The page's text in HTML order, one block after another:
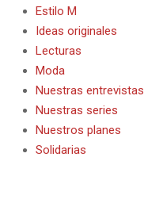
Estilo M
Ideas originales
Lecturas
Moda
Nuestras entrevistas
Nuestras series
Nuestros planes
Solidarias